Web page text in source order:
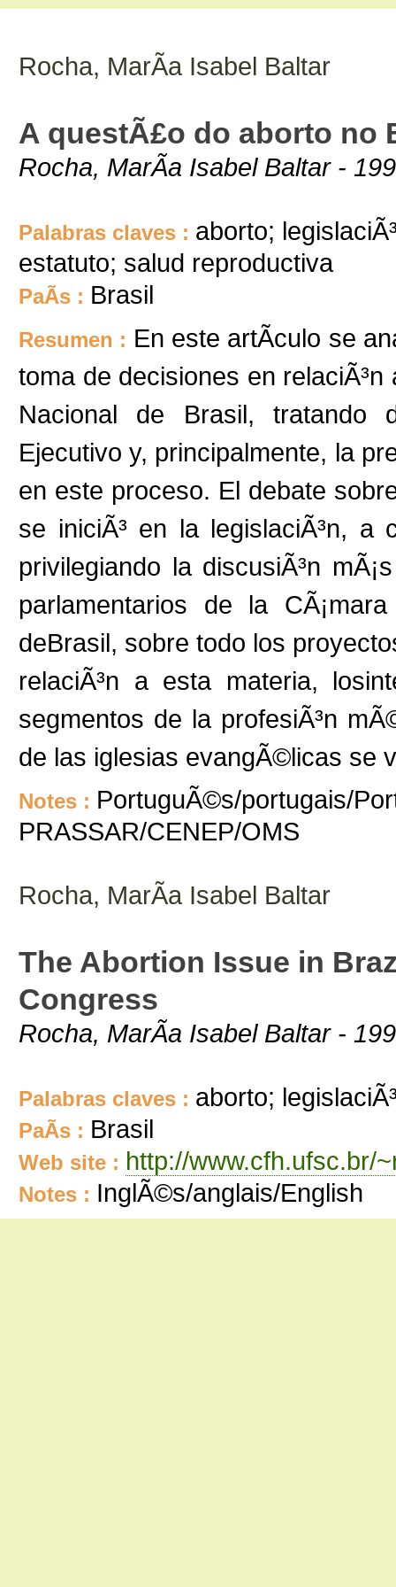
Rocha, MarÃ­a Isabel Baltar
A questÃ£o do aborto no
Rocha, MarÃ­a Isabel Baltar -
Palabras claves : aborto;
estatuto; salud reproductiva
PaÃ­s : Brasil
Resumen : En este artÃ­culo se
toma de decisiones en
Nacional de Brasil, tratando
Ejecutivo y, principalmente, la
en este proceso. El debate
se iniciÃ³ en la legislaciÃ³n, a
privilegiando la discusiÃ³n
parlamentarios de la
deBrasil, sobre todo los
relaciÃ³n a esta materia,
segmentos de la profesiÃ³n
de las iglesias evangÃ©licas se
Notes : PortuguÃ©s/portugais/
PRASSAR/CENEP/OMS
Rocha, MarÃ­a Isabel Baltar
The Abortion Issue in
Congress
Rocha, MarÃ­a Isabel Baltar -
Palabras claves : aborto;
PaÃ­s : Brasil
Web site : http://www.cfh.ufsc.br/
Notes : InglÃ©s/anglais/English